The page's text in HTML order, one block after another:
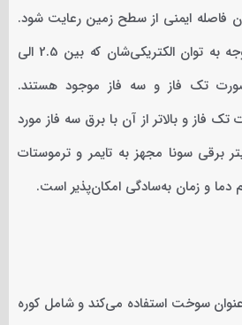
فاصله ایمنی از سطح زمین رعایت شود.
هیترهای برقی سونا با توجه به توان الکتریکی‌شان که بین 2.5 الی
به‌صورت تک فاز و سه فاز موجود هستند.
از 4 کیلووات تک فاز و بالاتر از آن‌ با برق سه فاز مورد
برقی سونا مجهز به تایمر و ترموستات
و زمان به‌سادگی امکان‌پذیر است.
سوخت استفاده می‌کند و شامل کوره